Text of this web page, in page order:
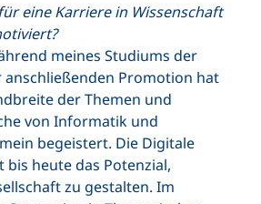
eine Karriere in Wissenschaft
meines Studiums der
Promotion hat
der Themen und
von Informatik und
begeistert. Die Digitale
heute das Potenzial,
zu gestalten. Im